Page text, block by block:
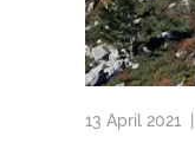
13 April 2021 |